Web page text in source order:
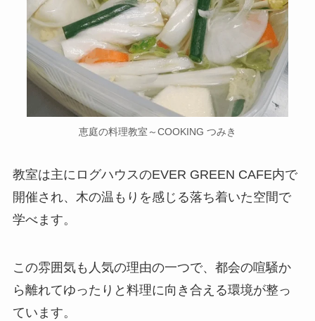
恵庭の料理教室～COOKING つみき
教室は主にログハウスのEVER GREEN CAFE内で
開催され、木の温もりを感じる落ち着いた空間で
学べます。
この雰囲気も人気の理由の一つで、都会の喧騒か
ら離れてゆったりと料理に向き合える環境が整っ
ています。